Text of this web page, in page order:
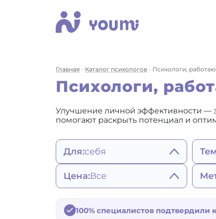
Главная Каталог психологов Психологи,
Психологи,
Улучшение личной эффективности —
помогают раскрыть потенциал и
Для:себя
себя
женщины
мужчины
подростка
Цена:Все
3500 - 4900 ₽
от 5000 ₽
100% специалистов